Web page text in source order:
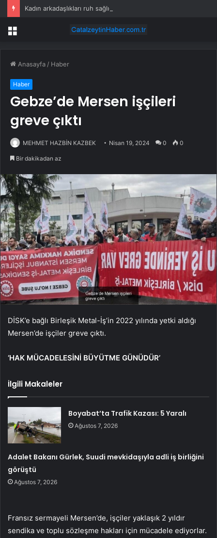
Kadın arkadaşlıkları ruh sağlığını güçlendiriyor
Menü
Anasayfa / Haber
Haber
Gebze’de Mersen işçileri
greve çıktı
MEHMET HAZBİN KAZBEK Nisan 19, 2024 0 0
Bir dakikadan az
DİSK’e bağlı Birleşik Metal-İş’in 2022 yılında yetki aldığı
Mersen’de işçiler greve çıktı.
‘HAK MÜCADELESİNİ BÜYÜTME GÜNÜDÜR’
İlgili Makaleler
Boyabat’ta Trafik Kazası: 5 Yaralı
Ağustos 7, 2026
Adalet Bakanı Gürlek, Suudi mevkidaşıyla adli iş birliğini
görüştü
Ağustos 7, 2026
Fransız sermayeli Mersen’de, işçiler yaklaşık 2 yıldır
sendika ve toplu sözleşme hakları için mücadele ediyorlar.